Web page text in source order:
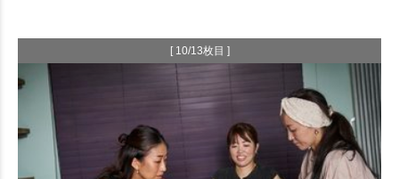
[ 10/13枚目 ]